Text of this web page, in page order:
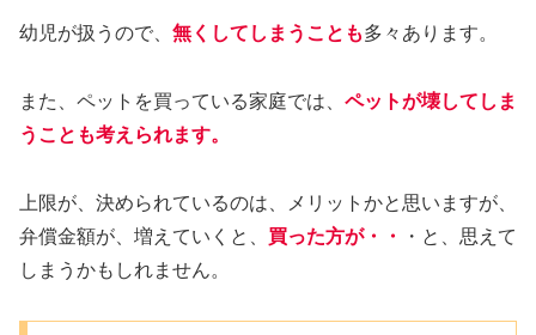
幼児が扱うので、 無くしてしまうことも多々あります。
また、ペットを買っている家庭では、 ペットが壊してしま
うことも考えられます。
上限が、決められているのは、メリットかと思いますが、
弁償金額が、増えていくと、 買った方が・・
・と、思えて
しまうかもしれません。